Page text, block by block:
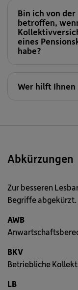
Bin ich von
betroffen,
eines
habe?
Wer hilft Ihnen
Abkürzungen
Zur besseren
Begriffe abgekürzt.
AWB
BKV
Betriebliche
LB